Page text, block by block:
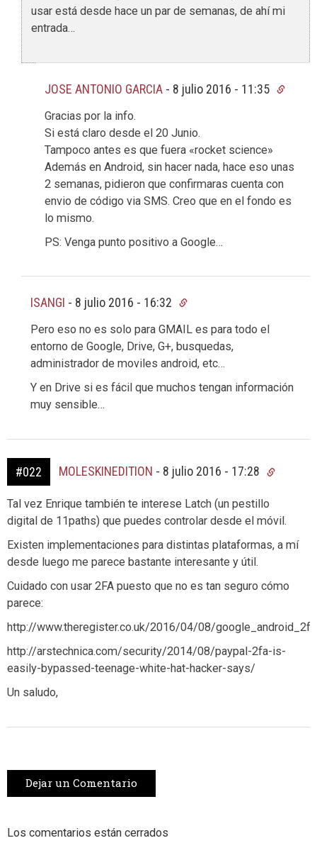
usar está desde hace un par de semanas, de ahí mi
entrada…
JOSE ANTONIO GARCIA - 8 julio 2016 - 11:35
Gracias por la info.
Si está claro desde el 20 Junio.
Tampoco antes es que fuera «rocket science»
Además en Android, sin hacer nada, hace eso unas
2 semanas, pidieron que confirmaras cuenta con
envio de código via SMS. Creo que en el fondo es
lo mismo.
PS: Venga punto positivo a Google…
ISANGI - 8 julio 2016 - 16:32
Pero eso no es solo para GMAIL es para todo el
entorno de Google, Drive, G+, busquedas,
administrador de moviles android, etc…
Y en Drive si es fácil que muchos tengan información
muy sensible…
#022 MOLESKINEDITION - 8 julio 2016 - 17:28
Tal vez Enrique también te interese Latch (un pestillo
digital de 11paths) que puedes controlar desde el móvil.
Existen implementaciones para distintas plataformas, a mí
desde luego me parece bastante interesante y útil.
Cuidado con usar 2FA puesto que no es tan seguro cómo
parece:
http://www.theregister.co.uk/2016/04/08/
http://arstechnica.com/security/2014/08/paypal-2fa-is-
easily-bypassed-teenage-white-hat-hacker-says/
Un saludo,
Dejar un Comentario
Los comentarios están cerrados